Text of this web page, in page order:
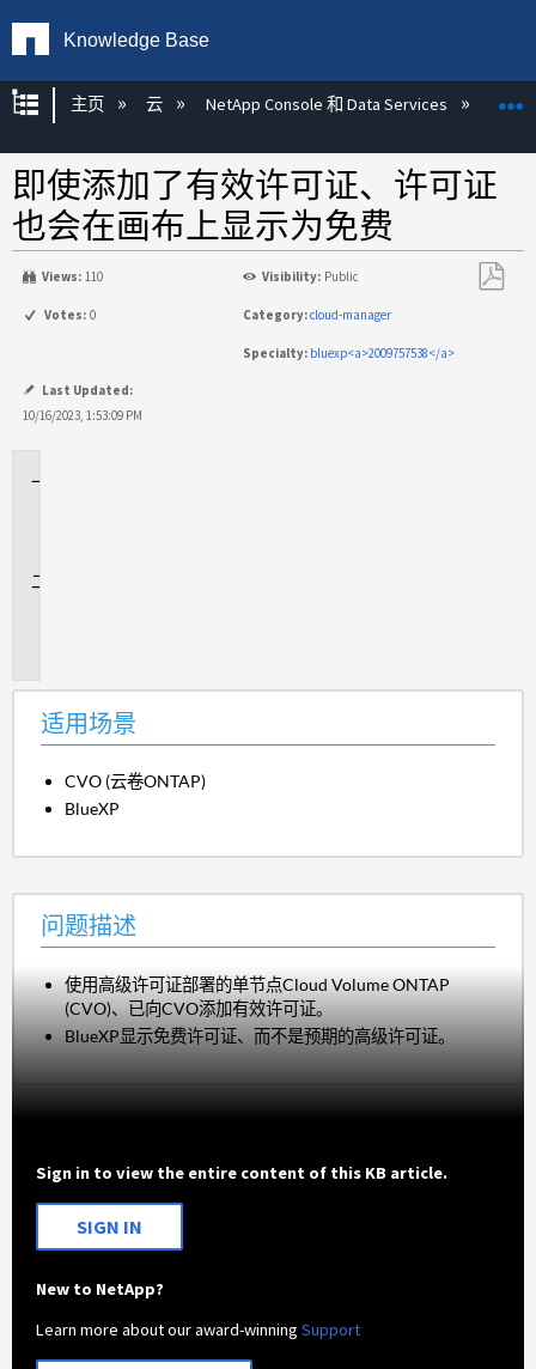
Knowledge Base
扩展/隐缩全局层次
主页 云 NetApp Console 和 Data Services
即使添加了有效许可证、许可证
也会在画布上显示为免费
Views: 110 Visibility: Public
Votes: 0 Category:cloud-manager
Specialty: bluexp<a>2009757538</a>
Last Updated:
10/16/2023, 1:53:09 PM
适用场景
CVO (云卷ONTAP)
BlueXP
问题描述
使用高级许可证部署的单节点Cloud Volume ONTAP
(CVO)、已向CVO添加有效许可证。
BlueXP显示免费许可证、而不是预期的高级许可证。
Sign in to view the entire content of this KB article.
SIGN IN
New to NetApp?
Learn more about our award-winningSupport